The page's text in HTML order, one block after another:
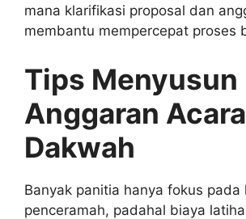
mana klarifikasi proposal dan
membantu mempercepat proses
Tips Menyusun
Anggaran Acara
Dakwah
Banyak panitia hanya fokus pada
penceramah, padahal biaya